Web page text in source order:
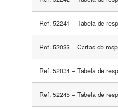
Ref. 52241 – Tabela de
Ref. 52033 – Cartas de
Ref. 52034 – Tabela de
Ref. 52245 – Tabela de